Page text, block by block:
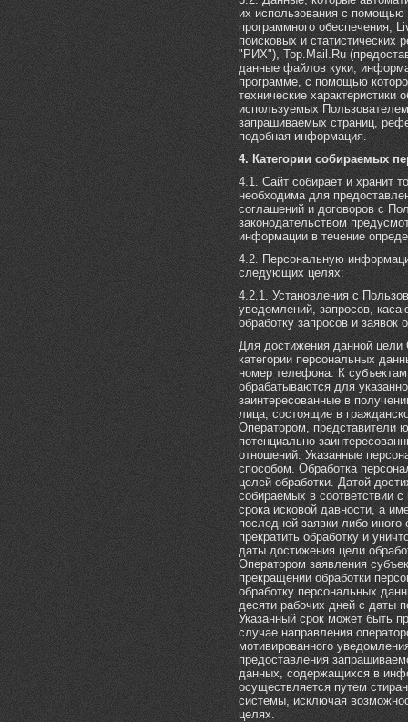
их использования с помощью
программного обеспечения,
поисковых и
"РИХ"), Top.Mail.Ru
данные файлов куки,
программе, с помощью
технические характеристики
используемых
запрашиваемых страниц,
подобная информация.
4. Категории собираемых
4.1. Сайт собирает и хранит
необходима для
соглашений и договоров с
законодательством
информации в течение
4.2. Персональную
следующих целях:
4.2.1. Установления с
уведомлений, запросов,
обработку запросов и заявок
Для достижения данной цели
категории персональных
номер телефона. К
обрабатываются для
заинтересованные в
лица, состоящие в
Оператором, представители
потенциально
отношений. Указанные
способом. Обработка
целей обработки. Датой
собираемых в соответствии
срока исковой давности, а
последней заявки либо
прекратить обработку и
даты достижения цели
Оператором заявления
прекращении обработки
обработку персональных
десяти рабочих дней с даты
Указанный срок может быть
случае направления
мотивированного
предоставления
данных, содержащихся в
осуществляется путем
системы, исключая
целях.